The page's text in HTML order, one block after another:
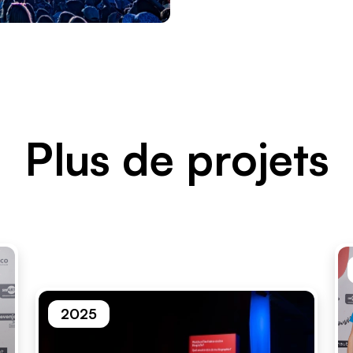
Plus de projets
2025